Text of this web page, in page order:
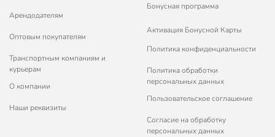
Арендодателям
Оптовым покупателям
Транспортным компаниям и
курьерам
О компании
Наши реквизиты
Бонусная программа
Активация Бонусной Карты
Политика конфиденциальности
Политика обработки
персональных данных
Пользовательское соглашение
Согласие на обработку
персональных данных